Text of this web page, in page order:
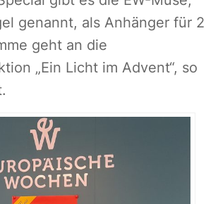
genannt, als Anhänger für 2
geht an die
„Ein Licht im Advent“, so